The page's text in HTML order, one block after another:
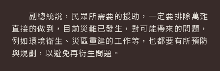
副總統說，民眾所需要的援助，一定要排除萬難
直接的做到，目前災難已發生，對可能帶來的問題，
例如環境衛生、災區重建的工作等，也都要有所預防
與規劃，以避免再衍生問題。